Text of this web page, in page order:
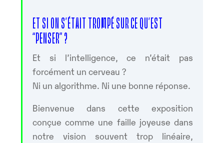
ET SI ON S’ÉTAIT TROMPÉ SUR CE QU’EST
“PENSER” ?
Et si l’intelligence, ce n’était pas
forcément un cerveau ?
Ni un algorithme. Ni une bonne réponse.
Bienvenue dans cette exposition
conçue comme une faille joyeuse dans
notre vision souvent trop linéaire,